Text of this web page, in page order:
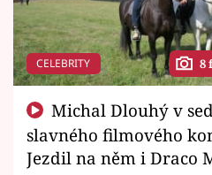
CELEBRITY 8
slavného filmového
Jezdil na něm i Draco